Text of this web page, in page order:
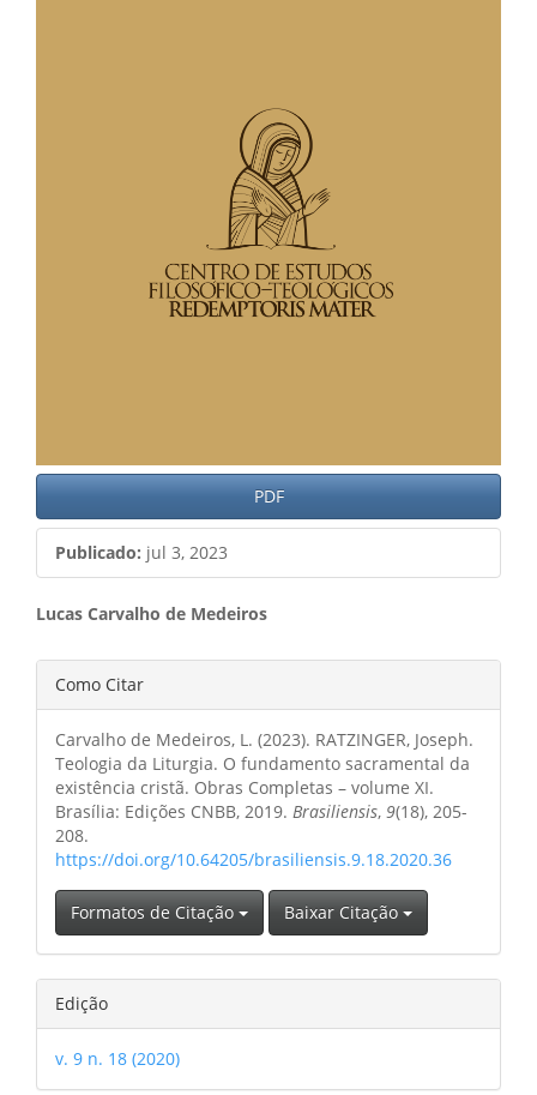
PDF
Publicado: jul 3, 2023
Conteúdo
do
artigo
principal
Lucas Carvalho de Medeiros
Detalhes
do
artigo
Como Citar
Carvalho de Medeiros, L. (2023). RATZINGER, Joseph.
Teologia da Liturgia. O fundamento sacramental da
existência cristã. Obras Completas – volume XI.
Brasília: Edições CNBB, 2019. Brasiliensis, 9(18), 205-
208.
https://doi.org/10.64205/brasiliensis.9.18.2020.36
Formatos de Citação Baixar Citação
Edição
v. 9 n. 18 (2020)